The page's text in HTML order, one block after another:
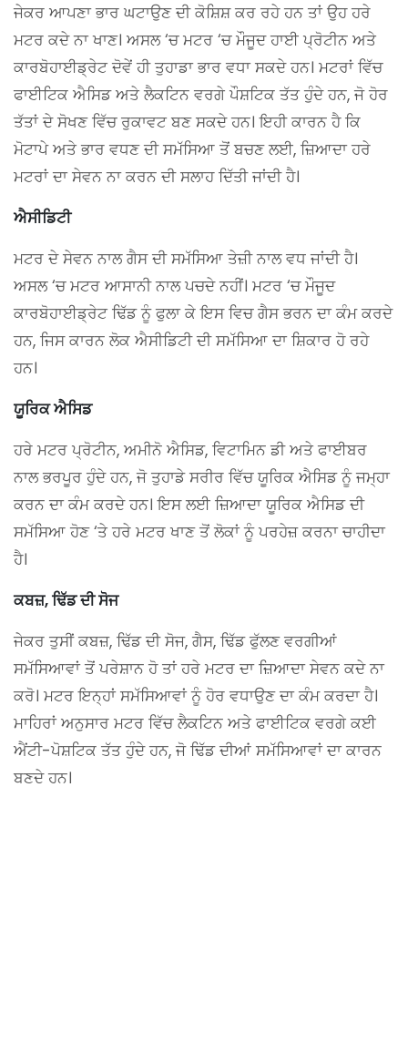
ਜੇਕਰ ਆਪਣਾ ਭਾਰ ਘਟਾਉਣ ਦੀ ਕੋਸ਼ਿਸ਼ ਕਰ ਰਹੇ ਹਨ ਤਾਂ ਉਹ ਹਰੇ
ਮਟਰ ਕਦੇ ਨਾ ਖਾਣ। ਅਸਲ ‘ਚ ਮਟਰ ‘ਚ ਮੌਜੂਦ ਹਾਈ ਪ੍ਰੋਟੀਨ ਅਤੇ
ਕਾਰਬੋਹਾਈਡ੍ਰੇਟ ਦੋਵੇਂ ਹੀ ਤੁਹਾਡਾ ਭਾਰ ਵਧਾ ਸਕਦੇ ਹਨ। ਮਟਰਾਂ ਵਿੱਚ
ਫਾਈਟਿਕ ਐਸਿਡ ਅਤੇ ਲੈਕਟਿਨ ਵਰਗੇ ਪੌਸ਼ਟਿਕ ਤੱਤ ਹੁੰਦੇ ਹਨ, ਜੋ ਹੋਰ
ਤੱਤਾਂ ਦੇ ਸੋਖਣ ਵਿੱਚ ਰੁਕਾਵਟ ਬਣ ਸਕਦੇ ਹਨ। ਇਹੀ ਕਾਰਨ ਹੈ ਕਿ
ਮੋਟਾਪੇ ਅਤੇ ਭਾਰ ਵਧਣ ਦੀ ਸਮੱਸਿਆ ਤੋਂ ਬਚਣ ਲਈ, ਜ਼ਿਆਦਾ ਹਰੇ
ਮਟਰਾਂ ਦਾ ਸੇਵਨ ਨਾ ਕਰਨ ਦੀ ਸਲਾਹ ਦਿੱਤੀ ਜਾਂਦੀ ਹੈ।
ਐਸੀਡਿਟੀ
ਮਟਰ ਦੇ ਸੇਵਨ ਨਾਲ ਗੈਸ ਦੀ ਸਮੱਸਿਆ ਤੇਜ਼ੀ ਨਾਲ ਵਧ ਜਾਂਦੀ ਹੈ।
ਅਸਲ ‘ਚ ਮਟਰ ਆਸਾਨੀ ਨਾਲ ਪਚਦੇ ਨਹੀਂ। ਮਟਰ ‘ਚ ਮੌਜੂਦ
ਕਾਰਬੋਹਾਈਡ੍ਰੇਟ ਢਿੱਡ ਨੂੰ ਫੁਲਾ ਕੇ ਇਸ ਵਿਚ ਗੈਸ ਭਰਨ ਦਾ ਕੰਮ ਕਰਦੇ
ਹਨ, ਜਿਸ ਕਾਰਨ ਲੋਕ ਐਸੀਡਿਟੀ ਦੀ ਸਮੱਸਿਆ ਦਾ ਸ਼ਿਕਾਰ ਹੋ ਰਹੇ
ਹਨ।
ਯੂਰਿਕ ਐਸਿਡ
ਹਰੇ ਮਟਰ ਪ੍ਰੋਟੀਨ, ਅਮੀਨੋ ਐਸਿਡ, ਵਿਟਾਮਿਨ ਡੀ ਅਤੇ ਫਾਈਬਰ
ਨਾਲ ਭਰਪੂਰ ਹੁੰਦੇ ਹਨ, ਜੋ ਤੁਹਾਡੇ ਸਰੀਰ ਵਿੱਚ ਯੂਰਿਕ ਐਸਿਡ ਨੂੰ ਜਮ੍ਹਾ
ਕਰਨ ਦਾ ਕੰਮ ਕਰਦੇ ਹਨ। ਇਸ ਲਈ ਜ਼ਿਆਦਾ ਯੂਰਿਕ ਐਸਿਡ ਦੀ
ਸਮੱਸਿਆ ਹੋਣ ‘ਤੇ ਹਰੇ ਮਟਰ ਖਾਣ ਤੋਂ ਲੋਕਾਂ ਨੂੰ ਪਰਹੇਜ਼ ਕਰਨਾ ਚਾਹੀਦਾ
ਹੈ।
ਕਬਜ਼, ਢਿੱਡ ਦੀ ਸੋਜ
ਜੇਕਰ ਤੁਸੀਂ ਕਬਜ਼, ਢਿੱਡ ਦੀ ਸੋਜ, ਗੈਸ, ਢਿੱਡ ਫੁੱਲਣ ਵਰਗੀਆਂ
ਸਮੱਸਿਆਵਾਂ ਤੋਂ ਪਰੇਸ਼ਾਨ ਹੋ ਤਾਂ ਹਰੇ ਮਟਰ ਦਾ ਜ਼ਿਆਦਾ ਸੇਵਨ ਕਦੇ ਨਾ
ਕਰੋ। ਮਟਰ ਇਨ੍ਹਾਂ ਸਮੱਸਿਆਵਾਂ ਨੂੰ ਹੋਰ ਵਧਾਉਣ ਦਾ ਕੰਮ ਕਰਦਾ ਹੈ।
ਮਾਹਿਰਾਂ ਅਨੁਸਾਰ ਮਟਰ ਵਿੱਚ ਲੈਕਟਿਨ ਅਤੇ ਫਾਈਟਿਕ ਵਰਗੇ ਕਈ
ਐਂਟੀ-ਪੋਸ਼ਟਿਕ ਤੱਤ ਹੁੰਦੇ ਹਨ, ਜੋ ਢਿੱਡ ਦੀਆਂ ਸਮੱਸਿਆਵਾਂ ਦਾ ਕਾਰਨ
ਬਣਦੇ ਹਨ।